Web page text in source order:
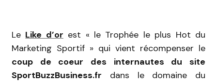
Le Like d’or est « le Trophée le plus Hot du
Marketing Sportif » qui vient récompenser le
coup de coeur des internautes du site
SportBuzzBusiness.fr dans le domaine du